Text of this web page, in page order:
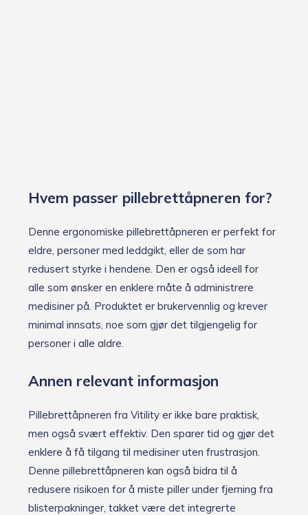
Hvem passer pillebrettåpneren for?
Denne ergonomiske pillebrettåpneren er perfekt for
eldre, personer med leddgikt, eller de som har
redusert styrke i hendene. Den er også ideell for
alle som ønsker en enklere måte å administrere
medisiner på. Produktet er brukervennlig og krever
minimal innsats, noe som gjør det tilgjengelig for
personer i alle aldre.
Annen relevant informasjon
Pillebrettåpneren fra Vitility er ikke bare praktisk,
men også svært effektiv. Den sparer tid og gjør det
enklere å få tilgang til medisiner uten frustrasjon.
Denne pillebrettåpneren kan også bidra til å
redusere risikoen for å miste piller under fjerning fra
blisterpakninger, takket være det integrerte